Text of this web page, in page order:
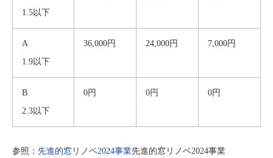
1.5以下
A
1.9以下
36,000円 24,000円 7,000円
B
2.3以下
0円 0円 0円
参照： 先進的窓リノベ2024事業先進的窓リノベ2024事業